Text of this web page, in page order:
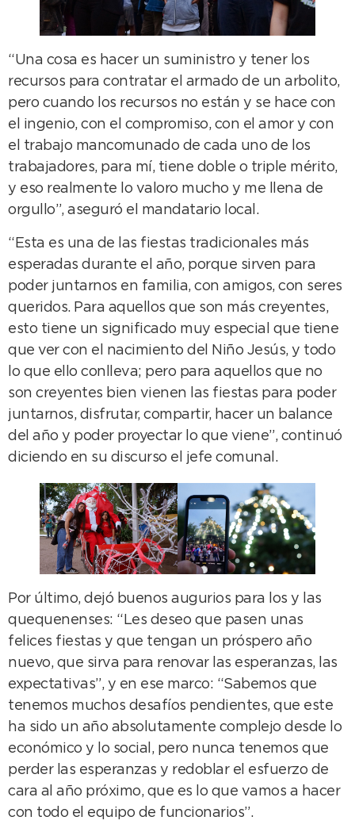
“Una cosa es hacer un suministro y tener los
recursos para contratar el armado de un arbolito,
pero cuando los recursos no están y se hace con
el ingenio, con el compromiso, con el amor y con
el trabajo mancomunado de cada uno de los
trabajadores, para mí, tiene doble o triple mérito,
y eso realmente lo valoro mucho y me llena de
orgullo”, aseguró el mandatario local.
“Esta es una de las fiestas tradicionales más
esperadas durante el año, porque sirven para
poder juntarnos en familia, con amigos, con seres
queridos. Para aquellos que son más creyentes,
esto tiene un significado muy especial que tiene
que ver con el nacimiento del Niño Jesús, y todo
lo que ello conlleva; pero para aquellos que no
son creyentes bien vienen las fiestas para poder
juntarnos, disfrutar, compartir, hacer un balance
del año y poder proyectar lo que viene”, continuó
diciendo en su discurso el jefe comunal.
Por último, dejó buenos augurios para los y las
quequenenses: “Les deseo que pasen unas
felices fiestas y que tengan un próspero año
nuevo, que sirva para renovar las esperanzas, las
expectativas”, y en ese marco: “Sabemos que
tenemos muchos desafíos pendientes, que este
ha sido un año absolutamente complejo desde lo
económico y lo social, pero nunca tenemos que
perder las esperanzas y redoblar el esfuerzo de
cara al año próximo, que es lo que vamos a hacer
con todo el equipo de funcionarios”.